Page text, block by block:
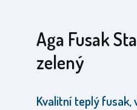
Aga Fusak
zelený
Kvalitní teplý fusak,